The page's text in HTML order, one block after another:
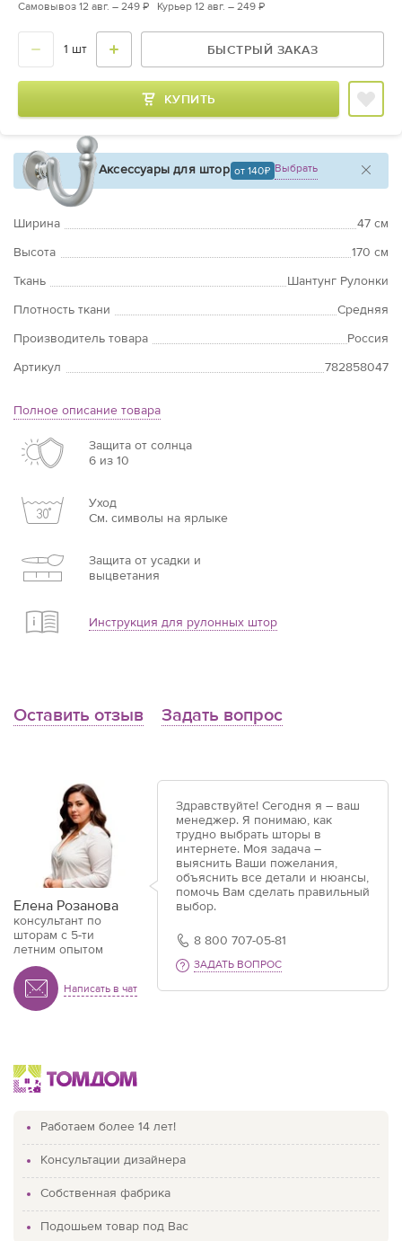
Самовывоз 12 авг. – 249 ₽ Курьер 12 авг. – 249 ₽
БЫСТРЫЙ ЗАКАЗ
КУПИТЬ
Аксессуары для штор от 140 Выбрать
Ширина
47 см
Высота
170 см
Ткань
Шантунг Рулонки
Плотность ткани
Средняя
Производитель товара
Россия
Артикул
782858047
Полное описание товара
Защита от солнца
6 из 10
Уход
См. символы на ярлыке
Защита от усадки и
выцветания
Инструкция для рулонных штор
Оставить отзыв Задать вопрос
Елена Розанова
консультант по
шторам с 5-ти
летним опытом
Написать в чат
Здравствуйте! Сегодня я – ваш
менеджер. Я понимаю, как
трудно выбрать шторы в
интернете. Моя задача –
выяснить Ваши пожелания,
объяснить все детали и нюансы,
помочь Вам сделать правильный
выбор.
8 800 707-05-81
ЗАДАТЬ ВОПРОС
Работаем более 14 лет!
Консультации дизайнера
Собственная фабрика
Подошьем товар под Вас